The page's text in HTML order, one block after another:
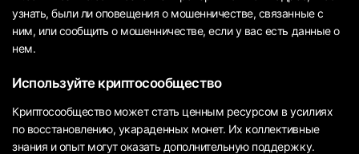
узнать, были ли оповещения о мошенничестве, связанные с
ним, или сообщить о мошенничестве, если у вас есть данные о
нем.
Используйте криптосообщество
Криптосообщество может стать ценным ресурсом в усилиях
по восстановлению, укараденных монет. Их коллективные
знания и опыт могут оказать дополнительную поддержку.